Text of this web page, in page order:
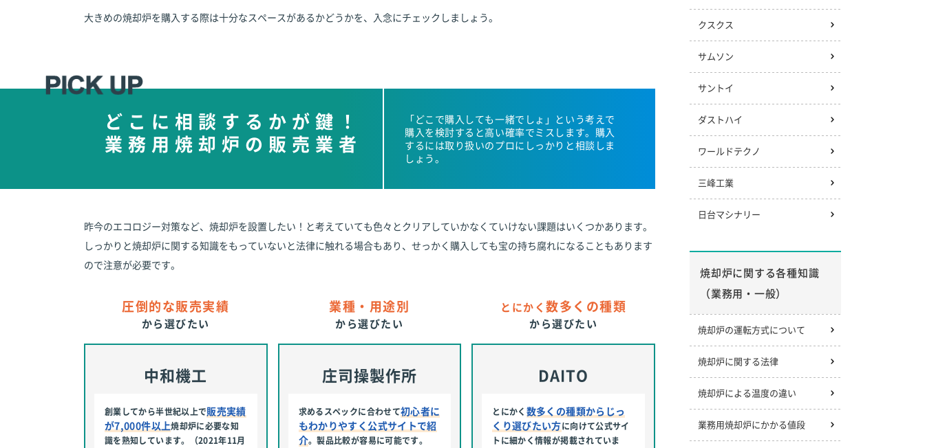
大きめの焼却炉を購入する際は十分なスペースがあるかどうかを、入念にチェックしましょう。
どこに相談するかが鍵！
業務用焼却炉の販売業者
「どこで購入しても一緒でしょ」という考えで
購入を検討すると高い確率でミスします。購入
するには取り扱いのプロにしっかりと相談しま
しょう。
昨今のエコロジー対策など、焼却炉を設置したい！と考えていても色々とクリアしていかなくていけない課題はいくつかあります。
しっかりと焼却炉に関する知識をもっていないと法律に触れる場合もあり、せっかく購入しても宝の持ち腐れになることもあります
ので注意が必要です。
圧倒的な販売実績
から選びたい
中和機工
創業してから半世紀以上で販売実績
が7,000件以上焼却炉に必要な知
識を熟知しています。（2021年11月
業種・用途別
から選びたい
庄司操製作所
求めるスペックに合わせて初心者に
もわかりやすく公式サイトで紹
介。製品比較が容易に可能です。
とにかく数多くの種類
から選びたい
DAITO
とにかく 数多くの種類からじっ
くり選びたい方に向けて公式サイ
トに細かく情報が掲載されていま
クスクス
サムソン
サントイ
ダストハイ
ワールドテクノ
三峰工業
日台マシナリー
焼却炉に関する各種知識
（業務用・一般）
焼却炉の運転方式について
焼却炉に関する法律
焼却炉による温度の違い
業務用焼却炉にかかる値段